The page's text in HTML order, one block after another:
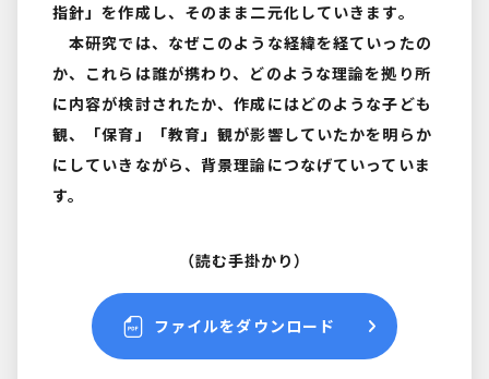
指針」を作成し、そのまま二元化していきます。
本研究では、なぜこのような経緯を経ていったの
か、これらは誰が携わり、どのような理論を拠り所
に内容が検討されたか、作成にはどのような子ども
観、「保育」「教育」観が影響していたかを明らか
にしていきながら、背景理論につなげていっていま
す。
（読む手掛かり）
ファイルをダウンロード